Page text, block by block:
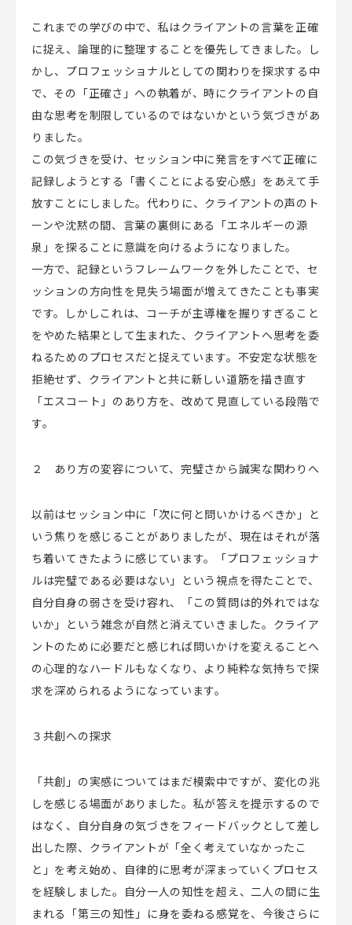
これまでの学びの中で、私はクライアントの言葉を正確
に捉え、論理的に整理することを優先してきました。し
かし、プロフェッショナルとしての関わりを探求する中
で、その「正確さ」への執着が、時にクライアントの自
由な思考を制限しているのではないかという気づきがあ
りました。
この気づきを受け、セッション中に発言をすべて正確に
記録しようとする「書くことによる安心感」をあえて手
放すことにしました。代わりに、クライアントの声のト
ーンや沈黙の間、言葉の裏側にある「エネルギーの源
泉」を探ることに意識を向けるようになりました。
一方で、記録というフレームワークを外したことで、セ
ッションの方向性を見失う場面が増えてきたことも事実
です。しかしこれは、コーチが主導権を握りすぎること
をやめた結果として生まれた、クライアントへ思考を委
ねるためのプロセスだと捉えています。不安定な状態を
拒絶せず、クライアントと共に新しい道筋を描き直す
「エスコート」のあり方を、改めて見直している段階で
す。
２ あり方の変容について、完璧さから誠実な関わりへ
以前はセッション中に「次に何と問いかけるべきか」と
いう焦りを感じることがありましたが、現在はそれが落
ち着いてきたように感じています。「プロフェッショナ
ルは完璧である必要はない」という視点を得たことで、
自分自身の弱さを受け容れ、「この質問は的外れではな
いか」という雑念が自然と消えていきました。クライア
ントのために必要だと感じれば問いかけを変えることへ
の心理的なハードルもなくなり、より純粋な気持ちで探
求を深められるようになっています。
３共創への探求
「共創」の実感についてはまだ模索中ですが、変化の兆
しを感じる場面がありました。私が答えを提示するので
はなく、自分自身の気づきをフィードバックとして差し
出した際、クライアントが「全く考えていなかったこ
と」を考え始め、自律的に思考が深まっていくプロセス
を経験しました。自分一人の知性を超え、二人の間に生
まれる「第三の知性」に身を委ねる感覚を、今後さらに